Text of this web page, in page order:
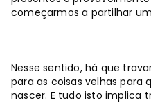
começarmos a partilhar
Nesse sentido, há que
para as coisas velhas para
nascer. E tudo isto implica